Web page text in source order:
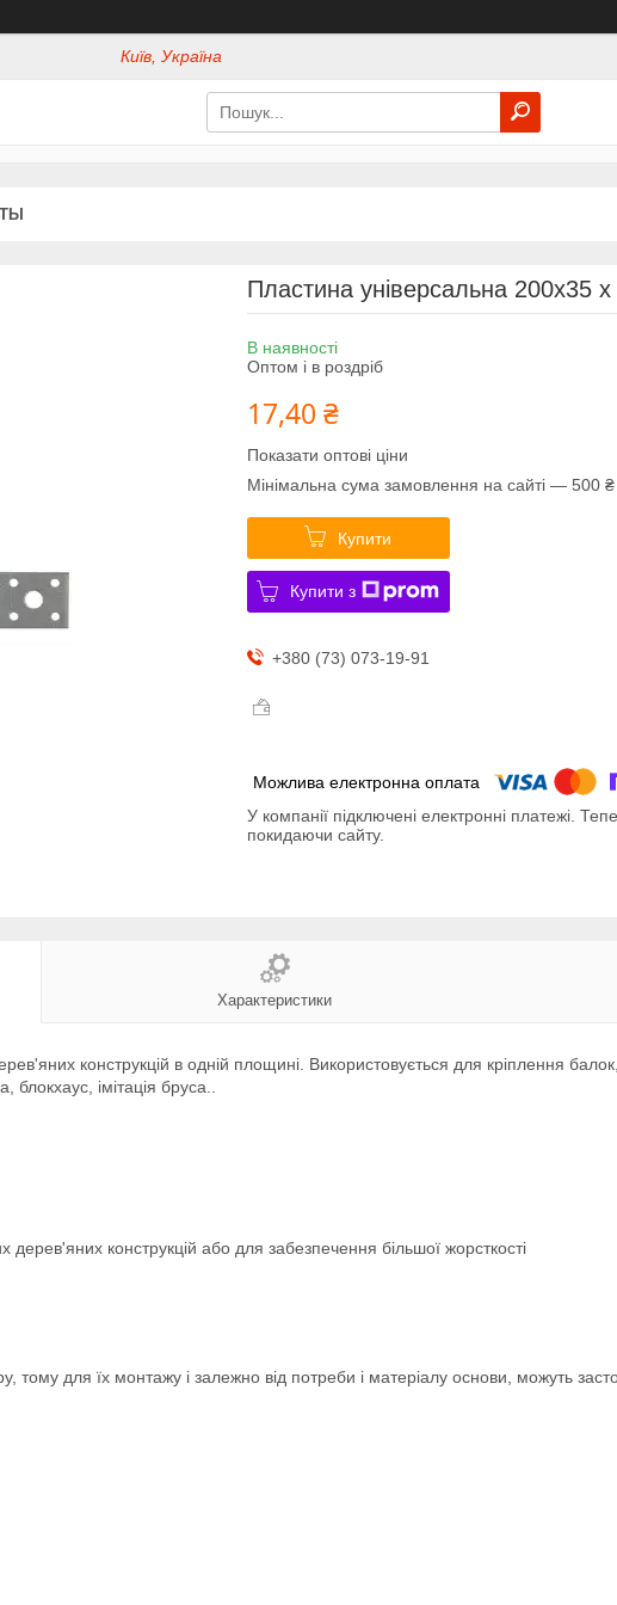
Київ, Україна
Пластина універсальна 200х35
В наявності
Оптом і в роздріб
17,40 ₴
Показати оптові ціни
Мінімальна сума замовлення на сайті — 500 ₴
Купити
Купити з
+380 (73) 073-19-91
У компанії підключені електронні платежі.
покидаючи сайту.
Характеристики
конструкцій в одній площині. Використовується для кріплення балок,
імітація бруса..
конструкцій або для забезпечення більшої жорсткості
тому для їх монтажу і залежно від потреби і матеріалу основи, можуть